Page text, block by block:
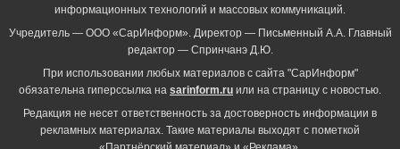
информационных технологий и массовых коммуникаций.
Учредитель — ООО «СарИнформ». Директор — Письменный А.А. Главный
редактор — Спринчанэ Д.Ю.
При использовании любых материалов с сайта "СарИнформ"
обязательна гиперссылка на sarinform.ru или на страницу с новостью.
Редакция не несет ответственность за достоверность информации в
рекламных материалах. Такие материалы выходят с пометкой